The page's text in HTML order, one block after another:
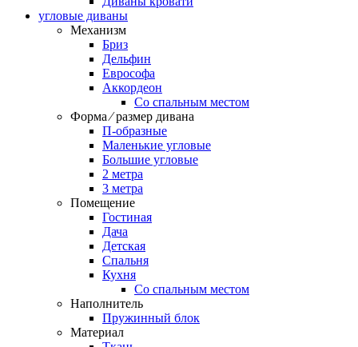
угловые диваны
Механизм
Бриз
Дельфин
Еврософа
Аккордеон
Со спальным местом
Форма ⁄ размер дивана
П-образные
Маленькие угловые
Большие угловые
2 метра
3 метра
Помещение
Гостиная
Дача
Детская
Спальня
Кухня
Со спальным местом
Наполнитель
Пружинный блок
Материал